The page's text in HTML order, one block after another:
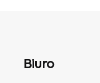
Biuro